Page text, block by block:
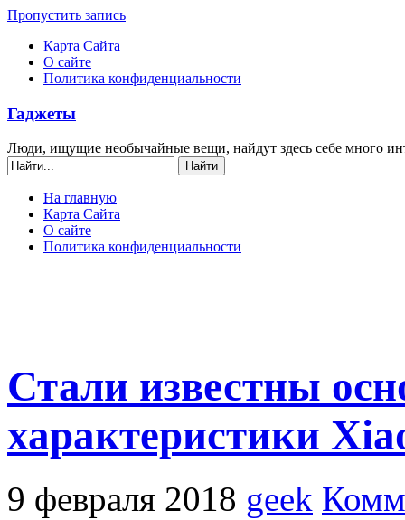
Пропустить запись
Карта Сайта
О сайте
Политика конфиденциальности
Гаджеты
Люди, ищущие необычайные вещи, найдут здесь себе много
На главную
Карта Сайта
О сайте
Политика конфиденциальности
Стали известны
характеристики
9 февраля 2018 geek